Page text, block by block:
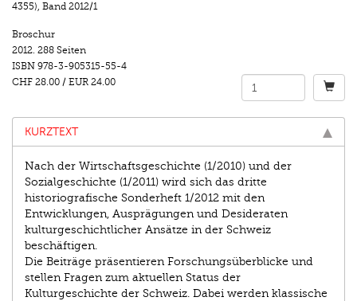
4355), Band 2012/1
Broschur
2012. 288 Seiten
ISBN 978-3-905315-55-4
CHF 28.00 / EUR 24.00
KURZTEXT
Nach der Wirtschaftsgeschichte (1/2010) und der
Sozialgeschichte (1/2011) wird sich das dritte
historiografische Sonderheft 1/2012 mit den
Entwicklungen, Ausprägungen und Desideraten
kulturgeschichtlicher Ansätze in der Schweiz
beschäftigen.
Die Beiträge präsentieren Forschungsüberblicke und
stellen Fragen zum aktuellen Status der
Kulturgeschichte der Schweiz. Dabei werden klassische